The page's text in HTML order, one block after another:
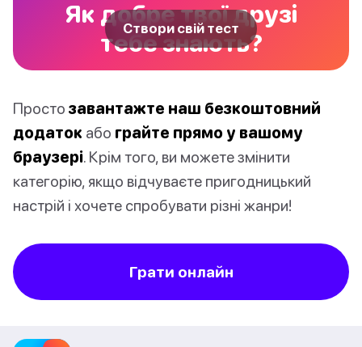
Як добре твої друзі
тебе знають?
Створи свій тест
Просто завантажте наш безкоштовний
додаток або грайте прямо у вашому
браузері. Крім того, ви можете змінити
категорію, якщо відчуваєте пригодницький
настрій і хочете спробувати різні жанри!
Грати онлайн